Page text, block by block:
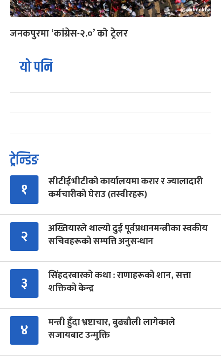
जनकपुरमा ‘कांग्रेस-२.०’ को ट्रेलर
यो पनि
ट्रेन्डिङ
१
सीटीईभीटीको कार्यालयमा करार र ज्यालादारी
कर्मचारीको घेराउ (तस्वीरहरू)
२
अख्तियारले थाल्यो दुई पूर्वप्रधानमन्त्रीका स्वकीय
सचिवहरूको सम्पत्ति अनुसन्धान
३
सिंहदरबारको कथा : राणाहरूको शान, सत्ता
शक्तिको केन्द्र
४
मन्त्री हुँदा भ्रष्टाचार, बुढ्यौली लागेकाले
सजायबाट उन्मुक्ति